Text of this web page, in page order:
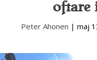
oftare
Peter Ahonen | maj